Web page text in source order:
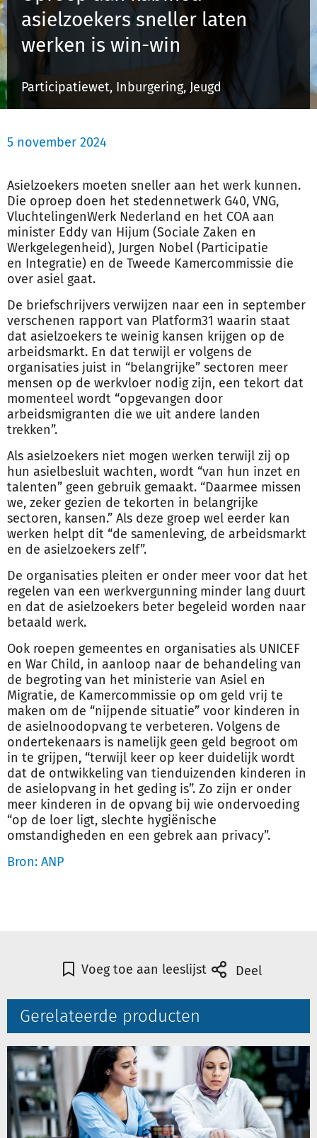
Inloggen
Registreren
asielzoekers sneller laten
werken is win-win
Participatiewet, Inburgering, Jeugd
5 november 2024
Asielzoekers moeten sneller aan het werk kunnen.
Die oproep doen het stedennetwerk G40, VNG,
VluchtelingenWerk Nederland en het COA aan
minister Eddy van Hijum (Sociale Zaken en
Werkgelegenheid), Jurgen Nobel (Participatie
en Integratie) en de Tweede Kamercommissie die
over asiel gaat.
De briefschrijvers verwijzen naar een in september
verschenen rapport van Platform31 waarin staat
dat asielzoekers te weinig kansen krijgen op de
arbeidsmarkt. En dat terwijl er volgens de
organisaties juist in “belangrijke” sectoren meer
mensen op de werkvloer nodig zijn, een tekort dat
momenteel wordt “opgevangen door
arbeidsmigranten die we uit andere landen
trekken”.
Als asielzoekers niet mogen werken terwijl zij op
hun asielbesluit wachten, wordt “van hun inzet en
talenten” geen gebruik gemaakt. “Daarmee missen
we, zeker gezien de tekorten in belangrijke
sectoren, kansen.” Als deze groep wel eerder kan
werken helpt dit “de samenleving, de arbeidsmarkt
en de asielzoekers zelf”.
De organisaties pleiten er onder meer voor dat het
regelen van een werkvergunning minder lang duurt
en dat de asielzoekers beter begeleid worden naar
betaald werk.
Ook roepen gemeentes en organisaties als UNICEF
en War Child, in aanloop naar de behandeling van
de begroting van het ministerie van Asiel en
Migratie, de Kamercommissie op om geld vrij te
maken om de “nijpende situatie” voor kinderen in
de asielnoodopvang te verbeteren. Volgens de
ondertekenaars is namelijk geen geld begroot om
in te grijpen, “terwijl keer op keer duidelijk wordt
dat de ontwikkeling van tienduizenden kinderen in
de asielopvang in het geding is”. Zo zijn er onder
meer kinderen in de opvang bij wie ondervoeding
“op de loer ligt, slechte hygiënische
omstandigheden en een gebrek aan privacy”.
Bron: ANP
Voeg toe aan leeslijst Deel
Gerelateerde producten